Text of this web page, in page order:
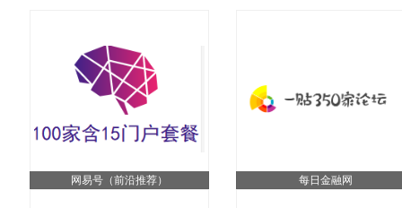
网易号（前沿推荐） 每日金融网